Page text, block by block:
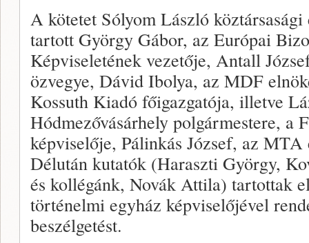
A kötetet Sólyom László
tartott György Gábor, az Európai
Képviseletének vezetője, Antall
özvegye, Dávid Ibolya, az MDF
Kossuth Kiadó főigazgatója, illetve
Hódmezővásárhely polgármestere, a
képviselője, Pálinkás József, az
Délután kutatók (Haraszti György,
és kollégánk, Novák Attila) tartottak
történelmi egyház képviselőjével
beszélgetést.